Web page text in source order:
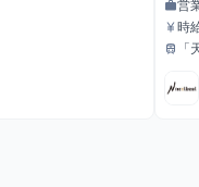
職種
work営
給与
currency_yen時
最寄
train